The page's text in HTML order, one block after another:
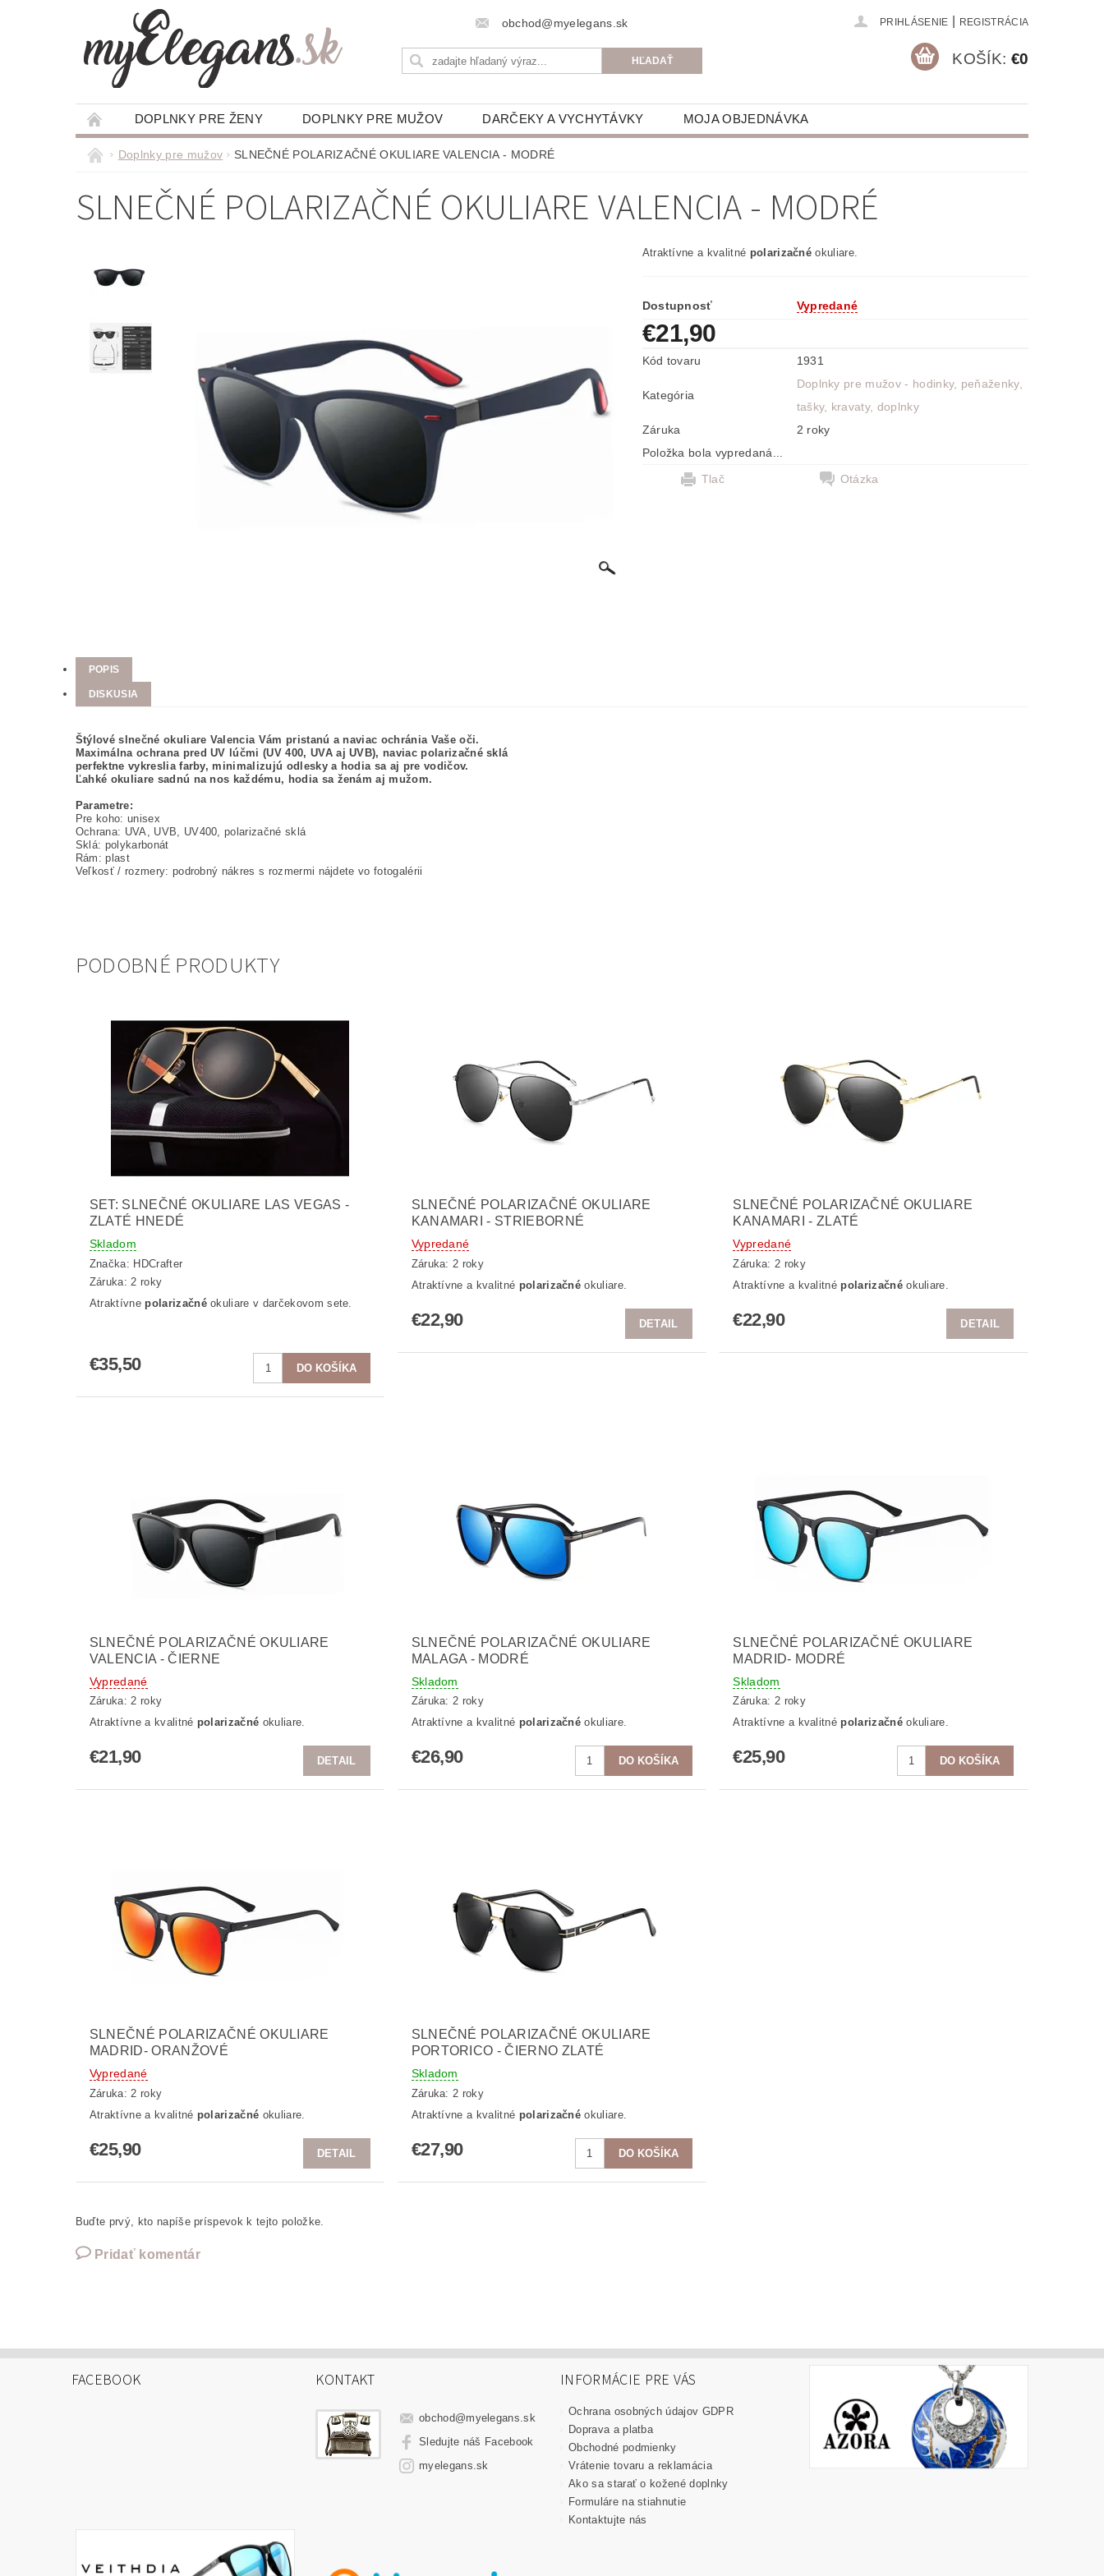
obchod@myelegans.sk PRIHLÁSENIE REGISTRÁCIA
KOŠÍK: €0
DOPLNKY PRE ŽENY DOPLNKY PRE MUŽOV DARČEKY A VYCHYTÁVKY MOJA OBJEDNÁVKA
Doplnky pre mužov SLNEČNÉ POLARIZAČNÉ OKULIARE VALENCIA - MODRÉ
SLNEČNÉ POLARIZAČNÉ OKULIARE VALENCIA - MODRÉ
Atraktívne a kvalitné polarizačnéokuliare.
Dostupnosť Vypredané
€21,90
Kód tovaru 1931
Kategória
Doplnky pre mužov - hodinky, peňaženky,
tašky, kravaty, doplnky
Záruka
2 roky
Položka bola vypredaná...
Tlač
Otázka
POPIS
DISKUSIA
Štýlové slnečné okuliare Valencia Vám pristanú a naviac ochránia Vaše oči.
Maximálna ochrana pred UV lúčmi (UV 400, UVA aj UVB), naviac polarizačné sklá
perfektne vykreslia farby, minimalizujú odlesky a hodia sa aj pre vodičov.
Ľahké okuliare sadnú na nos každému, hodia sa ženám aj mužom.
Parametre:
Pre koho: unisex
Ochrana: UVA, UVB, UV400, polarizačné sklá
Sklá: polykarbonát
Rám: plast
Veľkosť / rozmery: podrobný nákres s rozmermi nájdete vo fotogalérii
PODOBNÉ PRODUKTY
SET: SLNEČNÉ OKULIARE LAS VEGAS -
ZLATÉ HNEDÉ
Skladom
Značka: HDCrafter
Záruka: 2 roky
Atraktívne polarizačnéokuliare v darčekovom sete.
€35,50
SLNEČNÉ POLARIZAČNÉ OKULIARE
KANAMARI - STRIEBORNÉ
Vypredané
Záruka: 2 roky
Atraktívne a kvalitné polarizačnéokuliare.
€22,90 DETAIL
SLNEČNÉ POLARIZAČNÉ OKULIARE
KANAMARI - ZLATÉ
Vypredané
Záruka: 2 roky
Atraktívne a kvalitné polarizačnéokuliare.
€22,90 DETAIL
SLNEČNÉ POLARIZAČNÉ OKULIARE
VALENCIA - ČIERNE
Vypredané
Záruka: 2 roky
Atraktívne a kvalitné polarizačné okuliare.
€21,90 DETAIL
SLNEČNÉ POLARIZAČNÉ OKULIARE
MALAGA - MODRÉ
Skladom
Záruka: 2 roky
Atraktívne a kvalitné polarizačnéokuliare.
€26,90
SLNEČNÉ POLARIZAČNÉ OKULIARE
MADRID- MODRÉ
Skladom
Záruka: 2 roky
Atraktívne a kvalitné polarizačnéokuliare.
€25,90
SLNEČNÉ POLARIZAČNÉ OKULIARE
MADRID- ORANŽOVÉ
Vypredané
Záruka: 2 roky
Atraktívne a kvalitné polarizačné okuliare.
€25,90 DETAIL
SLNEČNÉ POLARIZAČNÉ OKULIARE
PORTORICO - ČIERNO ZLATÉ
Skladom
Záruka: 2 roky
Atraktívne a kvalitné polarizačnéokuliare.
€27,90
Buďte prvý, kto napíše príspevok k tejto položke.
Pridať komentár
FACEBOOK KONTAKT
obchod@myelegans.sk
Sledujte náš Facebook
myelegans.sk
INFORMÁCIE PRE VÁS
Ochrana osobných údajov GDPR
Doprava a platba
Obchodné podmienky
Vrátenie tovaru a reklamácia
Ako sa starať o kožené doplnky
Formuláre na stiahnutie
Kontaktujte nás